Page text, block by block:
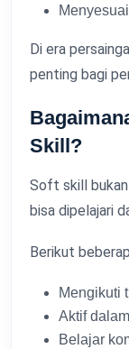
Di era
penting bagi
Skill?
Soft skill
bisa dipelajari
Berikut
Mengikuti
Aktif
Belajar